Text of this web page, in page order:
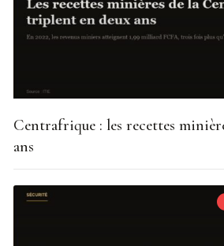
Centrafrique : les recettes
ans